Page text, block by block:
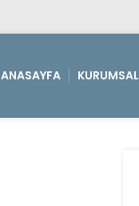
ANASAYFA KURUMSAL